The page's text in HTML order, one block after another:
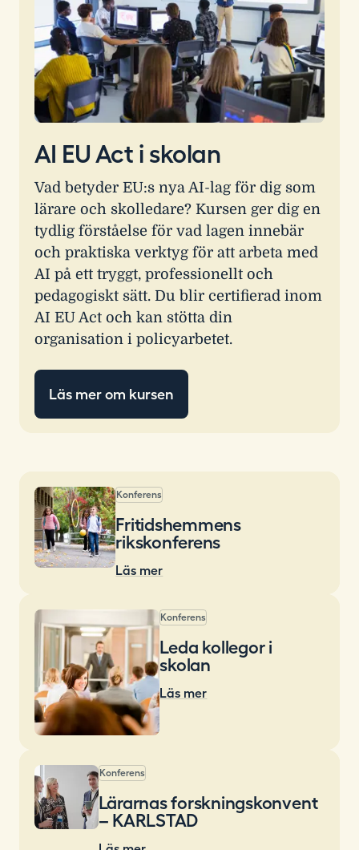
AI EU Act i skolan
Vad betyder EU:s nya AI-lag för dig som
lärare och skolledare? Kursen ger dig en
tydlig förståelse för vad lagen innebär
och praktiska verktyg för att arbeta med
AI på ett tryggt, professionellt och
pedagogiskt sätt. Du blir certifierad inom
AI EU Act och kan stötta din
organisation i policyarbetet.
Läs mer om kursen
Konferens
Fritidshemmens
rikskonferens
Läs mer
Konferens
Leda kollegor i
skolan
Läs mer
Konferens
Lärarnas forskningskonvent
– KARLSTAD